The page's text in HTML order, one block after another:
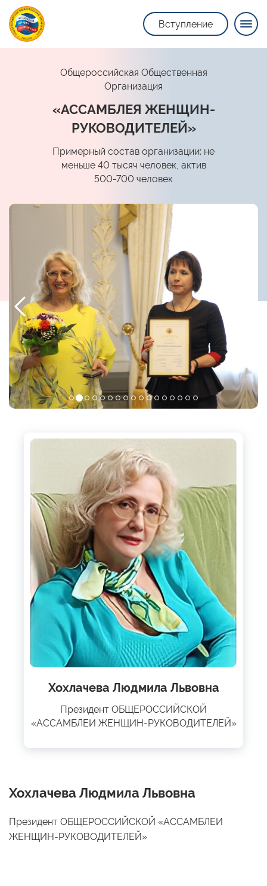
Вступление
Общероссийская Общественная
Организация
«АССАМБЛЕЯ ЖЕНЩИН-
РУКОВОДИТЕЛЕЙ»
Примерный состав организации: не
меньше 40 тысяч человек, актив
500-700 человек
Хохлачева Людмила Львовна
Президент ОБЩЕРОССИЙСКОЙ
«АССАМБЛЕИ ЖЕНЩИН-РУКОВОДИТЕЛЕЙ»
Хохлачева Людмила Львовна
Президент ОБЩЕРОССИЙСКОЙ «АССАМБЛЕИ
ЖЕНЩИН-РУКОВОДИТЕЛЕЙ»